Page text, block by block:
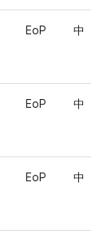
EoP 中
EoP 中
EoP 中